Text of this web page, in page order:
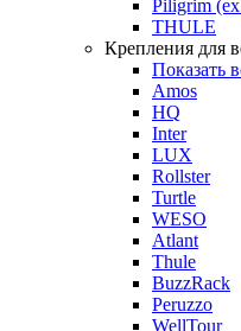
Piligrim
THULE
Крепления для
Показать
Amos
HQ
Inter
LUX
Rollster
Turtle
WESO
Atlant
Thule
BuzzRack
Peruzzo
WellTour